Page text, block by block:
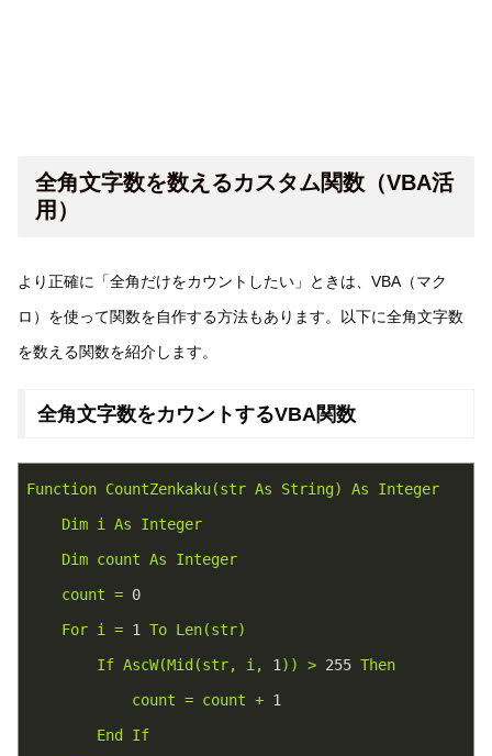
全角文字数を数えるカスタム関数（VBA活
用）
より正確に「全角だけをカウントしたい」ときは、VBA（マク
ロ）を使って関数を自作する方法もあります。以下に全角文字数
を数える関数を紹介します。
全角文字数をカウントするVBA関数
Function CountZenkaku(str As String) As
Integer
Dim i As
Integer
Dim count As
Integer
count = 0
For i = 1 To Len(str)
If AscW(Mid(str, i, 1 )) > 255 Then
count = count + 1
End If